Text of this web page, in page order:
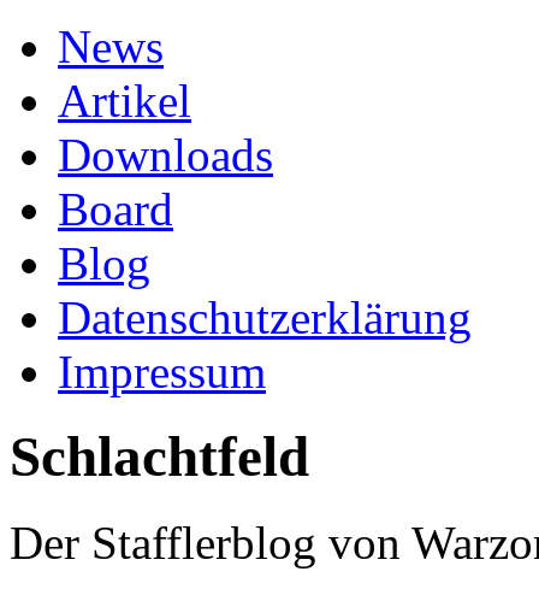
News
Artikel
Downloads
Board
Blog
Datenschutzerklärung
Impressum
Schlachtfeld
Der Stafflerblog von